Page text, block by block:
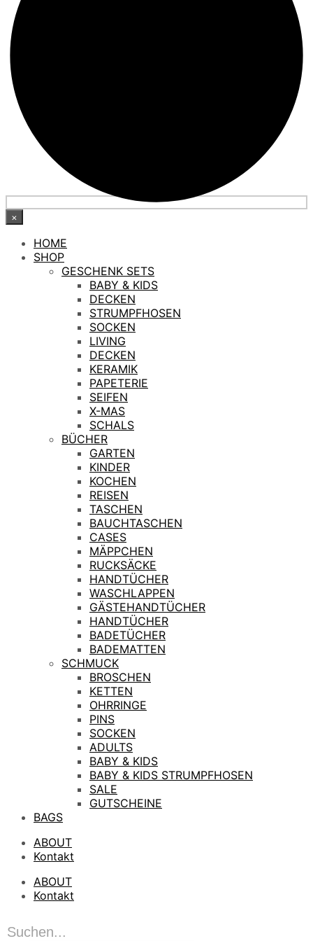
×
HOME
SHOP
GESCHENK SETS
BABY & KIDS
DECKEN
STRUMPFHOSEN
SOCKEN
LIVING
DECKEN
KERAMIK
PAPETERIE
SEIFEN
X-MAS
SCHALS
BÜCHER
GARTEN
KINDER
KOCHEN
REISEN
TASCHEN
BAUCHTASCHEN
CASES
MÄPPCHEN
RUCKSÄCKE
HANDTÜCHER
WASCHLAPPEN
GÄSTEHANDTÜCHER
HANDTÜCHER
BADETÜCHER
BADEMATTEN
SCHMUCK
BROSCHEN
KETTEN
OHRRINGE
PINS
SOCKEN
ADULTS
BABY & KIDS
BABY & KIDS STRUMPFHOSEN
SALE
GUTSCHEINE
BAGS
ABOUT
Kontakt
ABOUT
Kontakt
Products